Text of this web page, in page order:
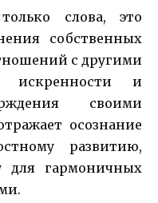
слова, это
собственных
с другими
искренности и
своими
осознание
развитию,
для гармоничных